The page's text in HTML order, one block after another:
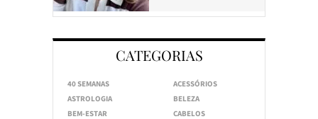
CATEGORIAS
40 SEMANAS
ACESSÓRIOS
ASTROLOGIA
BELEZA
BEM-ESTAR
CABELOS